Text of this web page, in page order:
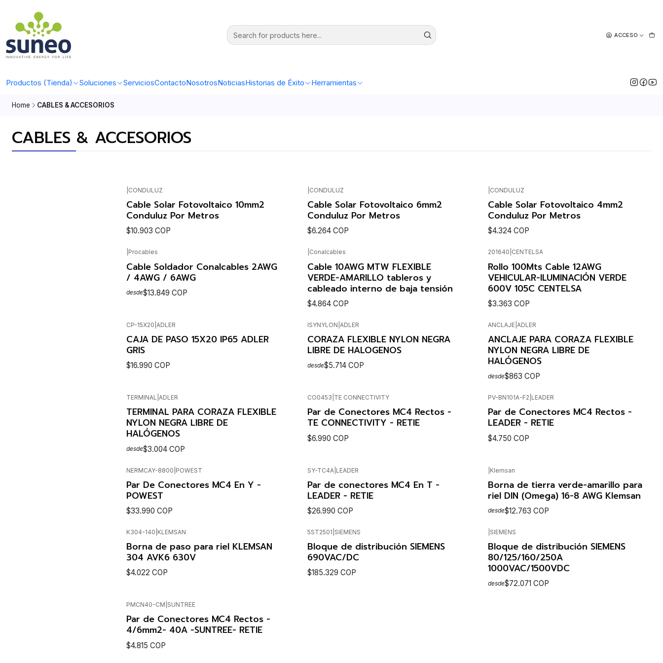
ACCESO
Productos (Tienda) Soluciones ServiciosContactoNosotrosNoticiasHistorias de Éxito Herramientas
Home CABLES & ACCESORIOS
CABLES & ACCESORIOS
CONDULUZ
Cable Solar Fotovoltaico 10mm2
Conduluz Por Metros
$10.903 COP
CONDULUZ
Cable Solar Fotovoltaico 6mm2
Conduluz Por Metros
$6.264 COP
CONDULUZ
Cable Solar Fotovoltaico 4mm2
Conduluz Por Metros
$4.324 COP
Procables
Cable Soldador Conalcables 2AWG
/ 4AWG / 6AWG
desde$13.849 COP
Conalcables
Cable 10AWG MTW FLEXIBLE
VERDE-AMARILLO tableros y
cableado interno de baja tensión
$4.864 COP
201640 CENTELSA
Rollo 100Mts Cable 12AWG
VEHICULAR-ILUMINACIÓN VERDE
600V 105C CENTELSA
$3.363 COP
Cantidad
CP-15X20 ADLER
CAJA DE PASO 15X20 IP65 ADLER
GRIS
$16.990 COP
Cantidad
ISYNYLON ADLER
CORAZA FLEXIBLE NYLON NEGRA
LIBRE DE HALOGENOS
desde$5.714 COP
ANCLAJE ADLER
ANCLAJE PARA CORAZA FLEXIBLE
NYLON NEGRA LIBRE DE
HALÓGENOS
desde$863 COP
TERMINAL ADLER
TERMINAL PARA CORAZA FLEXIBLE
NYLON NEGRA LIBRE DE
HALÓGENOS
desde$3.004 COP
CO0453 TE CONNECTIVITY
Par de Conectores MC4 Rectos -
TE CONNECTIVITY - RETIE
$6.990 COP
PV-BN101A-F2 LEADER
Par de Conectores MC4 Rectos -
LEADER - RETIE
$4.750 COP
NERMCAY-8800 POWEST
Par De Conectores MC4 En Y -
POWEST
$33.990 COP
SY-TC4A LEADER
Par de conectores MC4 En T -
LEADER - RETIE
$26.990 COP
Klemsan
Borna de tierra verde-amarillo para
riel DIN (Omega) 16-8 AWG Klemsan
desde$12.763 COP
K304-140 KLEMSAN
Borna de paso para riel KLEMSAN
304 AVK6 630V
$4.022 COP
Cantidad
5ST2501 SIEMENS
Bloque de distribución SIEMENS
690VAC/DC
$185.329 COP
SIEMENS
Bloque de distribución SIEMENS
80/125/160/250A
1000VAC/1500VDC
desde$72.071 COP
PMCN40-CM SUNTREE
Par de Conectores MC4 Rectos -
4/6mm2- 40A -SUNTREE- RETIE
$4.815 COP